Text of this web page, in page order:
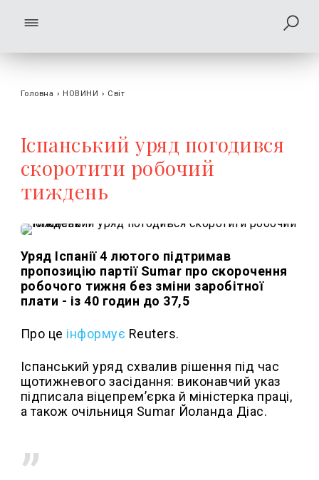
Головна › НОВИНИ › Світ
Іспанський уряд погодився
скоротити робочий
тиждень
Уряд Іспанії 4 лютого підтримав
пропозицію партії Sumar про скорочення
робочого тижня без зміни заробітної
плати - із 40 годин до 37,5
Про це інформує Reuters.
Іспанський уряд схвалив рішення під час
щотижневого засідання: виконавчий указ
підписала віцепремʼєрка й міністерка праці,
а також очільниця Sumar Йоланда Діас.